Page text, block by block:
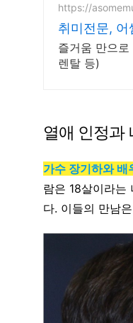
https://
취미전문, 어
즐거움 만으
렌탈 등)
열애 인정과
가수 장기하와 배
람은 18살이라는
다. 이들의 만남